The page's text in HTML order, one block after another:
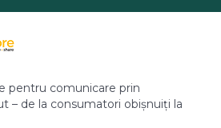
pentru comunicare prin
– de la consumatori obișnuiți la